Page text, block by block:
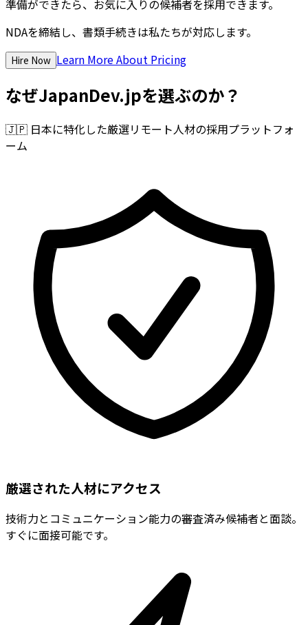
準備ができたら、お気に入りの候補者を採用できます。
NDAを締結し、書類手続きは私たちが対応します。
Hire Now Learn More About Pricing
なぜJapanDev.jpを選ぶのか？
🇯🇵 日本に特化した厳選リモート人材の採用プラットフォ
ーム
厳選された人材にアクセス
技術力とコミュニケーション能力の審査済み候補者と面談。
すぐに面接可能です。